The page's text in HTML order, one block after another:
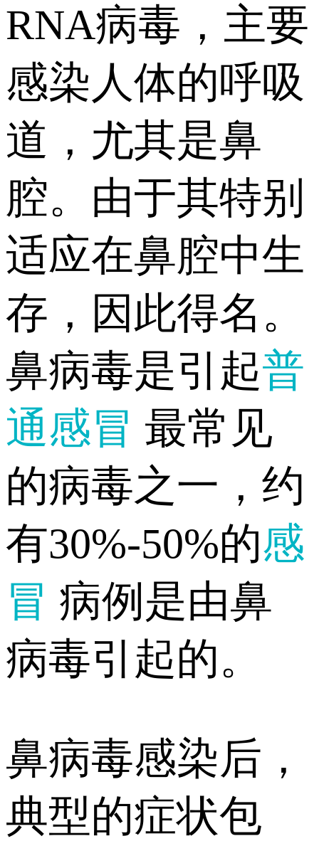
RNA病毒，主要
感染人体的呼吸
道，尤其是鼻
腔。由于其特别
适应在鼻腔中生
存，因此得名。
鼻病毒是引起普
通感冒 最常见
的病毒之一，约
有30%-50%的感
冒 病例是由鼻
病毒引起的。
鼻病毒感染后，
典型的症状包